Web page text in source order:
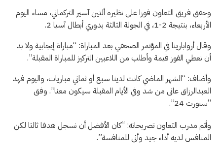
وحقق فريق التعاون فوزا على نظيره ألتين آسير التركماني، مساء اليوم
الأربعاء، بنتيجة 2-1، في الجولة الثالثة بدوري أبطال آسيا 2.
وقال أروابارينا في المؤتمر الصحفي بعد المباراة: “مباراة إيجابية ولا بد
أن نعطي الفوز قيمة وأطلب من اللاعبين التركيز للمباراة المقبلة”.
وأضاف: “الشهر الماضي كانت لدينا سبع أو ثماني مباريات، واليوم فهد
العبدالرزاق عانى من شد وفي الأيام المقبلة سيكون معنا”. وفق
“سبورت 24”.
وأتم مدرب التعاون تصريحاته: “كان الأفضل أن نسجل هدفا ثالثا لكن
المنافس لديه أداء جيد وأتى للمنافسة”.